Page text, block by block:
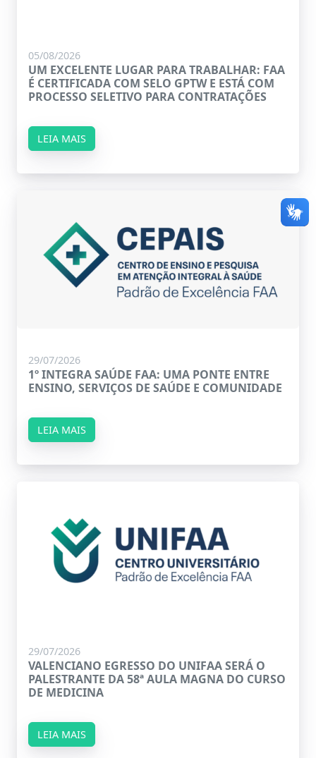
05/08/2026
UM EXCELENTE LUGAR PARA TRABALHAR: FAA
É CERTIFICADA COM SELO GPTW E ESTÁ COM
PROCESSO SELETIVO PARA CONTRATAÇÕES
LEIA MAIS
29/07/2026
1º INTEGRA SAÚDE FAA: UMA PONTE ENTRE
ENSINO, SERVIÇOS DE SAÚDE E COMUNIDADE
LEIA MAIS
29/07/2026
VALENCIANO EGRESSO DO UNIFAA SERÁ O
PALESTRANTE DA 58ª AULA MAGNA DO CURSO
DE MEDICINA
LEIA MAIS